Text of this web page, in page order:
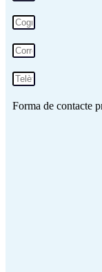
Forma de contacte